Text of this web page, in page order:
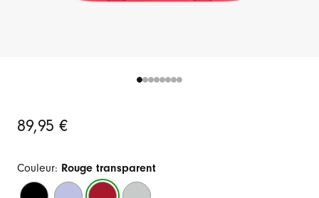
Prix
initial
89,95 €
Couleur: Rouge transparent
Noir
MauveRouge Gris